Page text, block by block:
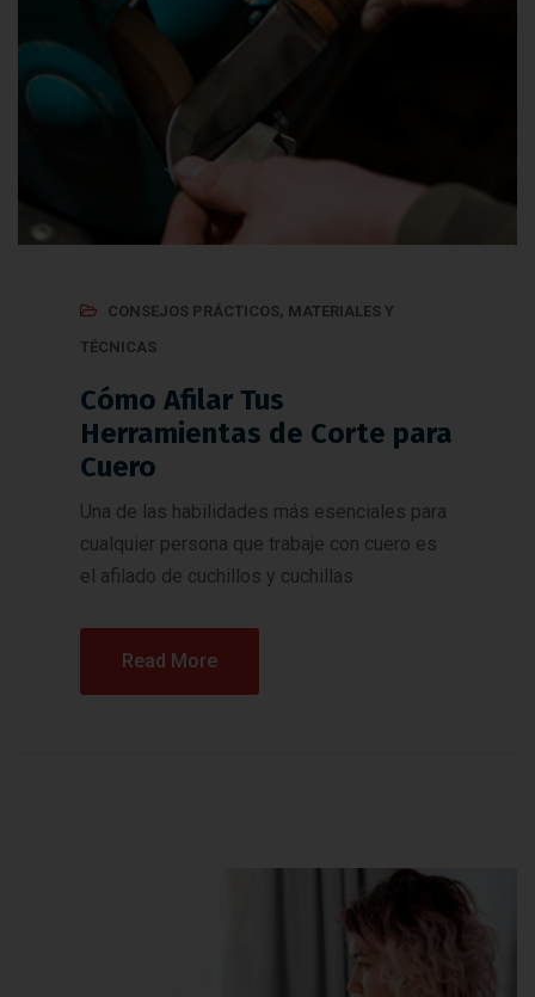
CONSEJOS PRÁCTICOS, MATERIALES Y
TÉCNICAS
Cómo Afilar Tus
Herramientas de Corte para
Cuero
Una de las habilidades más esenciales para
cualquier persona que trabaje con cuero es
el afilado de cuchillos y cuchillas
Read More